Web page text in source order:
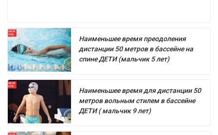
Наименьшее время преодоления
дистанции 50 метров в бассейне на
спине ДЕТИ (мальчик 5 лет)
Наименьшее время для дистанции 50
метров вольным стилем в бассейне
ДЕТИ ( мальчик 9 лет)